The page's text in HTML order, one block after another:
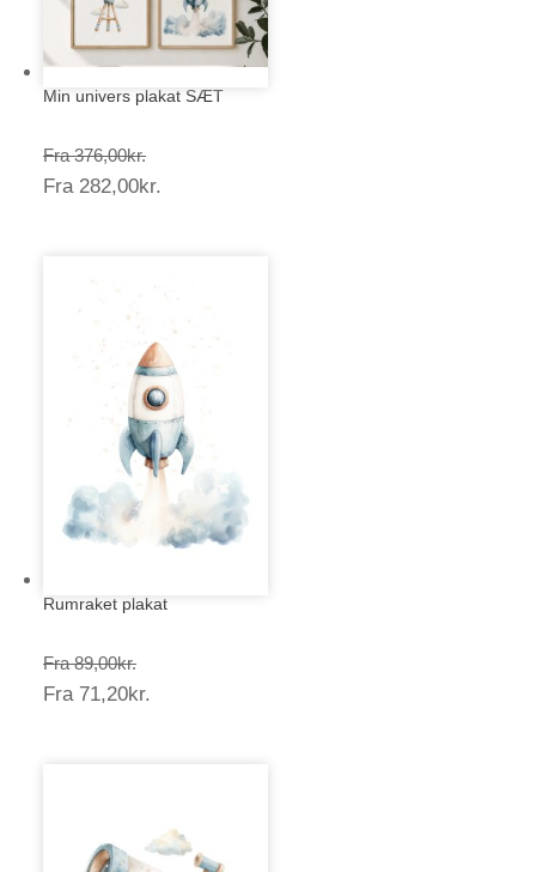
Min univers plakat SÆT
Fra 376,00kr.Prisinterval:
376,00kr.
Fra 282,00kr.
Rumraket plakat
Fra 89,00kr.Prisinterval:
89,00kr.
Fra 71,20kr.